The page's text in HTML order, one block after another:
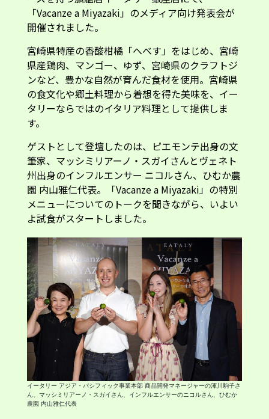
「Vacanze a Miyazaki」のメディア向け発表会が
開催されました。
宮崎県特産の香酸柑橘「へべす」をはじめ、宮崎
県産鶏肉、マンゴー、ゆず、宮崎県のクラフトジ
ンなど、豊かな自然が育んだ食材を使用。宮崎県
の食文化や郷土料理から着想を得た美味を、イー
タリーならではのイタリア料理として提供しま
す。
ゲストとして登壇したのは、ピエモンテ出身の文
筆家、マッシミリアーノ・スガイさんとヴェネト
州出身のインフルエンサー ニコルさん、ひむか農
園 内山雅仁代表。「Vacanze a Miyazaki」の特別
メニューについてのトークを聞きながら、いよい
よ試食がスタートしました。
イータリー アジア・パシフィック事業本部 商品開発マネージャーの渾川駒子さ
ん、マッシミリアーノ・スガイさん、インフルエンサーのニコルさん、ひむか
農園 内山雅仁代表